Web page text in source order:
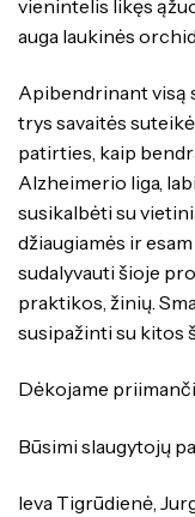
vienintelis likęs
auga laukinės
Apibendrinant visą
trys savaitės
patirties, kaip
Alzheimerio liga,
susikalbėti su
džiaugiamės ir
sudalyvauti šioje
praktikos, žinių.
susipažinti su kitos
Dėkojame
Būsimi slaugytojų
Ieva Tigrūdienė,